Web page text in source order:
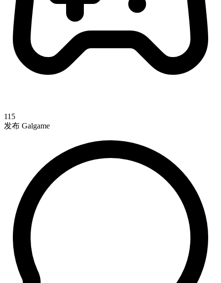
115
发布 Galgame